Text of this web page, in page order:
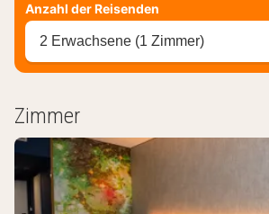
Anzahl der Reisenden
2 Erwachsene (1 Zimmer)
Zimmer